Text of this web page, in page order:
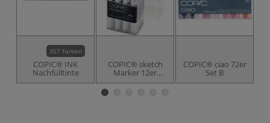
357 Farben
COPIC® INK
Nachfülltinte
COPIC® sketch
Marker 12er
Grautöne-Set WG
COPIC® ciao 72er
Set B